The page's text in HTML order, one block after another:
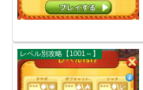
レベル別攻略【1001～】